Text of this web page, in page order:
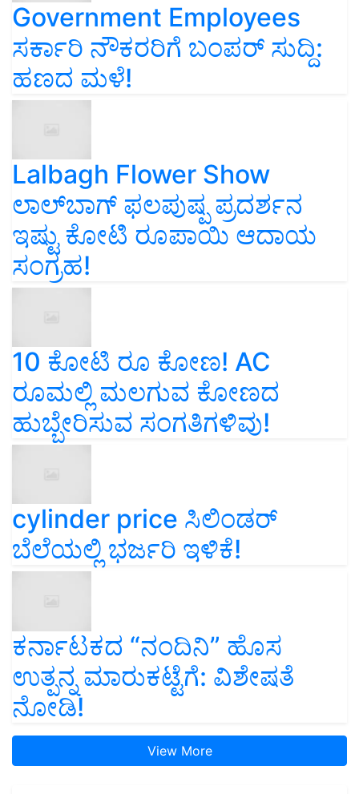
Government Employees
ಸರ್ಕಾರಿ ನೌಕರರಿಗೆ ಬಂಪರ್‌ ಸುದ್ದಿ:
ಹಣದ ಮಳೆ!
Lalbagh Flower Show
ಲಾಲ್‌ಬಾಗ್ ಫಲಪುಷ್ಪ ಪ್ರದರ್ಶನ
ಇಷ್ಟು ಕೋಟಿ ರೂಪಾಯಿ ಆದಾಯ
ಸಂಗ್ರಹ!
10 ಕೋಟಿ ರೂ ಕೋಣ! AC
ರೂಮಲ್ಲಿ ಮಲಗುವ ಕೋಣದ
ಹುಬ್ಬೇರಿಸುವ ಸಂಗತಿಗಳಿವು!
cylinder price ಸಿಲಿಂಡರ್‌
ಬೆಲೆಯಲ್ಲಿ ಭರ್ಜರಿ ಇಳಿಕೆ!
ಕರ್ನಾಟಕದ “ನಂದಿನಿ” ಹೊಸ
ಉತ್ಪನ್ನ ಮಾರುಕಟ್ಟೆಗೆ: ವಿಶೇಷತೆ
ನೋಡಿ!
View More